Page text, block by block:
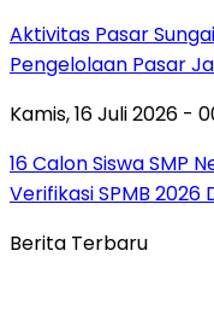
Aktivitas Pasar
Pengelolaan Pasar
Kamis, 16 Juli 2026 -
16 Calon Siswa SMP
Verifikasi SPMB 2026
Berita Terbaru